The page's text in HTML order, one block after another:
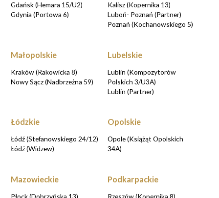
Gdańsk (Hemara 15/U2)
Gdynia (Portowa 6)
Kalisz (Kopernika 13)
Luboń- Poznań (Partner)
Poznań (Kochanowskiego 5)
Małopolskie
Kraków (Rakowicka 8)
Nowy Sącz (Nadbrzeżna 59)
Lubelskie
Lublin (Kompozytorów
Polskich 3/U3A)
Lublin (Partner)
Łódzkie
Łódź (Stefanowskiego 24/12)
Łódź (Widzew)
Opolskie
Opole (Książąt Opolskich
34A)
Mazowieckie Podkarpackie